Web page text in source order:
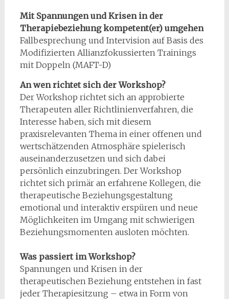
Mit Spannungen und Krisen in der
Therapiebeziehung kompetent(er) umgehen
Fallbesprechung und Intervision auf Basis des
Modifizierten Allianzfokussierten Trainings
mit Doppeln (MAFT-D)
An wen richtet sich der Workshop?
Der Workshop richtet sich an approbierte
Therapeuten aller Richtlinienverfahren, die
Interesse haben, sich mit diesem
praxisrelevanten Thema in einer offenen und
wertschätzenden Atmosphäre spielerisch
auseinanderzusetzen und sich dabei
persönlich einzubringen. Der Workshop
richtet sich primär an erfahrene Kollegen, die
therapeutische Beziehungsgestaltung
emotional und interaktiv erspüren und neue
Möglichkeiten im Umgang mit schwierigen
Beziehungsmomenten ausloten möchten.
Was passiert im Workshop?
Spannungen und Krisen in der
therapeutischen Beziehung entstehen in fast
jeder Therapiesitzung – etwa in Form von